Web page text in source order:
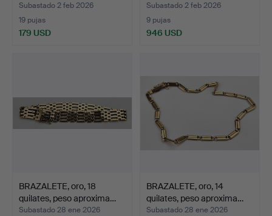
Subastado 2 feb 2026
19 pujas
179 USD
Subastado 2 feb 2026
9 pujas
946 USD
BRAZALETE, oro, 18
quilates, peso aproxima…
Subastado 28 ene 2026
BRAZALETE, oro, 14
quilates, peso aproxima…
Subastado 28 ene 2026